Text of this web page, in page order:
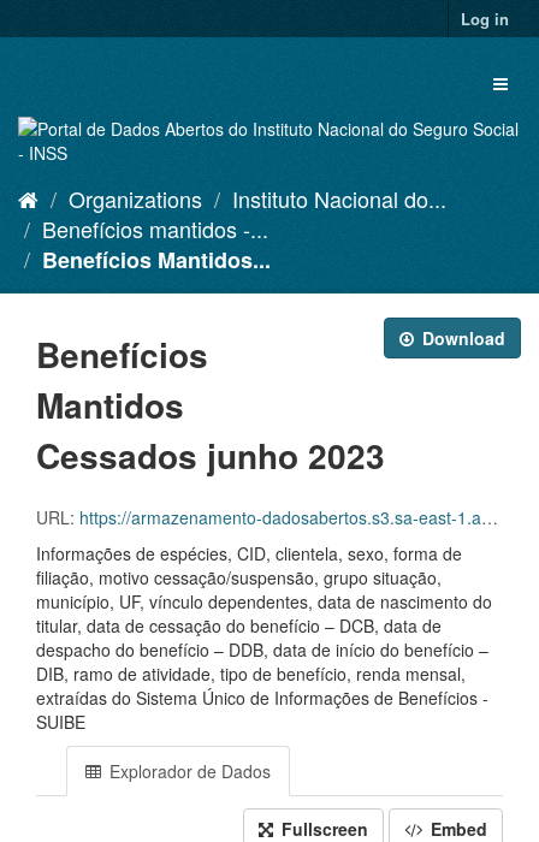
to
Log in
Organizations
Instituto Nacional do...
Benefícios mantidos -...
Benefícios Mantidos...
Download
Benefícios
Mantidos
Cessados junho 2023
URL: https://armazenamento-dadosabertos.s3.sa-east-1.amazonaws.com/PDA_2023_2025/Grupos_de_dados/Benef%C3%ADcios+mantidos/D.SDA.PDA.004.MANCESSADOS.202306.CSV.ZIP
Informações de espécies, CID, clientela, sexo, forma de
filiação, motivo cessação/suspensão, grupo situação,
município, UF, vínculo dependentes, data de nascimento do
titular, data de cessação do benefício – DCB, data de
despacho do benefício – DDB, data de início do benefício –
DIB, ramo de atividade, tipo de benefício, renda mensal,
extraídas do Sistema Único de Informações de Benefícios -
SUIBE
Explorador de Dados
Fullscreen Embed